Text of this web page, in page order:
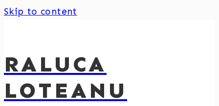
Skip to content
RALUCA
LOTEANU